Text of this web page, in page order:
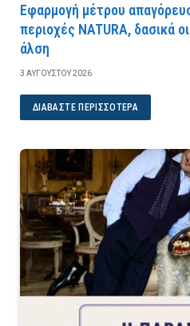
Εφαρμογή μέτρου
περιοχές NATURA, δασικά
άλση
3 ΑΥΓΟΎΣΤΟΥ 2026
ΔΙΑΒΆΣΤΕ ΠΕΡΙΣΣΌΤΕΡΑ